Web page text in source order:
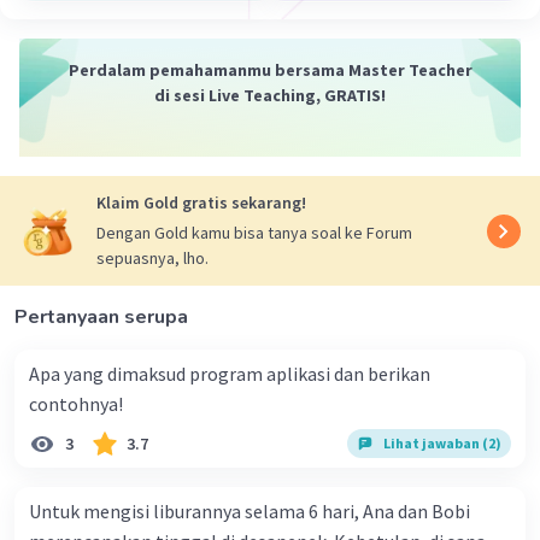
dengan tujuan pertama kali sebagai proyek riset
militer untuk menghubungkan beberapa
sebagai internet. Jaringan ini menjadi fondasi
bagi perkembangan teknologi dan infrastruktur
internet yang kita gunakan saat ini.
Beri Rating·0.0(0) Balas
Perdalam pemahamanmu bersama Master Teacher
di sesi Live Teaching, GRATIS!
Klaim Gold gratis sekarang!
Dengan Gold kamu bisa tanya soal ke Forum
sepuasnya, lho.
Pertanyaan serupa
Apa yang dimaksud program aplikasi dan berikan
contohnya!
3 3.7 Lihat jawaban (2)
Untuk mengisi liburannya selama 6 hari, Ana dan Bobi